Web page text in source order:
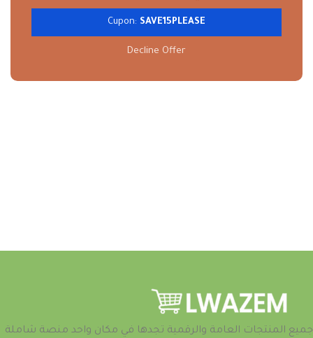
Cupon: SAVE15PLEASE
Decline Offer
جميع المنتجات العامة والرقمية تجدها في مكان واحد منصة شاملة